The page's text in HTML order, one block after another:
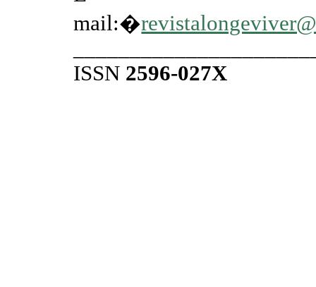
mail:�
ISSN 2596-027X